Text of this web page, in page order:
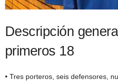
Descripción
primeros 18
• Tres porteros, seis defensores,